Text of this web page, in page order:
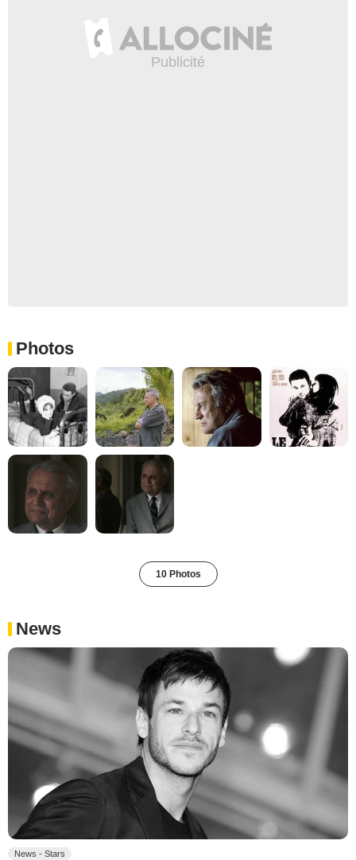
Photos
10 Photos
News
News - Stars